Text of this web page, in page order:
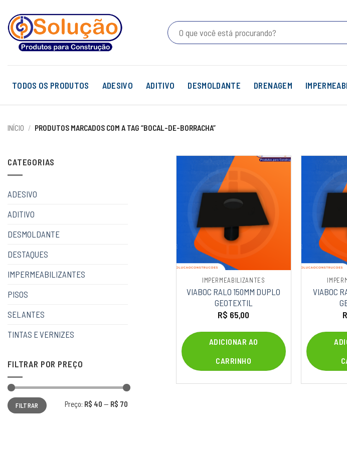
content
Pesquisar
por:
TODOS OS PRODUTOS ADESIVO ADITIVO DESMOLDANTE DRENAGEM
INÍCIO / PRODUTOS MARCADOS COM A TAG “BOCAL-DE-BORRACHA”
CATEGORIAS
ADESIVO
ADITIVO
DESMOLDANTE
DESTAQUES
IMPERMEABILIZANTES
PISOS
SELANTES
TINTAS E VERNIZES
FILTRAR POR PREÇO
Preço
mínimo
Preço
máximo
FILTRAR Preço: R$ 40 — R$ 70
IMPERMEABILIZANTES
VIABOC RALO 150MM DUPLO
GEOTEXTIL
R$ 65,00
ADICIONAR AO
CARRINHO
VIABOC